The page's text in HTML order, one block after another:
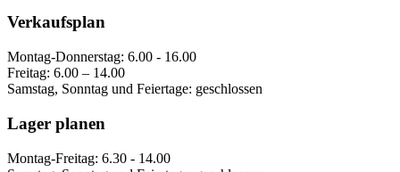
Verkaufsplan
Montag-Donnerstag: 6.00 - 16.00
Freitag: 6.00 – 14.00
Samstag, Sonntag und Feiertage: geschlossen
Lager planen
Montag-Freitag: 6.30 - 14.00